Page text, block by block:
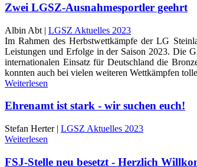
Zwei LGSZ-Ausnahmesportler geehrt
Albin Abt | LGSZ Aktuelles 2023
Im Rahmen des Herbstwettkämpfe der LG
Leistungen und Erfolge in der Saison 2023. Die
internationalen Einsatz für Deutschland die
konnten auch bei vielen weiteren Wettkämpfen
Weiterlesen
Ehrenamt ist stark - wir suchen euch!
Stefan Herter | LGSZ Aktuelles 2023
Weiterlesen
FSJ-Stelle neu besetzt - Herzlich